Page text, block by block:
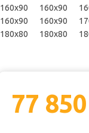
160x90 160x90
160x90 160x90
180x80 180x80
77